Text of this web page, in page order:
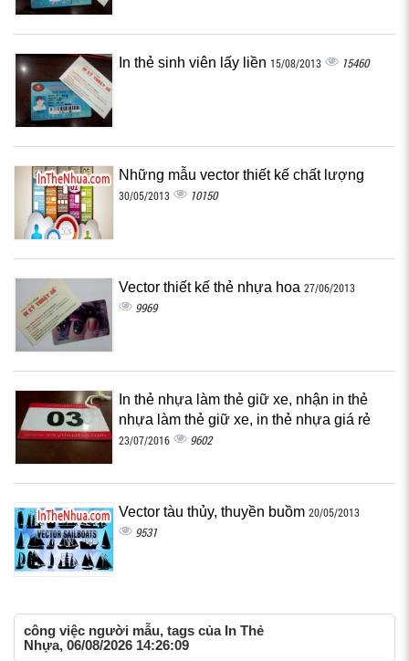
In thẻ sinh viên lấy liền 15/08/2013 15460
Những mẫu vector thiết kế chất lượng
30/05/2013 10150
Vector thiết kế thẻ nhựa hoa 27/06/2013
9969
In thẻ nhựa làm thẻ giữ xe, nhận in thẻ
nhựa làm thẻ giữ xe, in thẻ nhựa giá rẻ
23/07/2016 9602
Vector tàu thủy, thuyền buồm 20/05/2013
9531
công việc người mẫu, tags của In Thẻ
Nhựa, 06/08/2026 14:26:09